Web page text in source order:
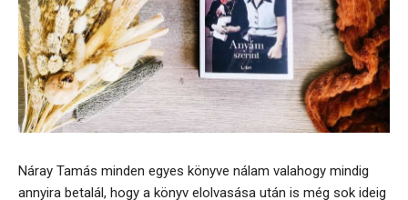
Náray Tamás minden egyes könyve nálam valahogy mindig
annyira betalál, hogy a könyv elolvasása után is még sok ideig